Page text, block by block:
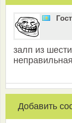
залп из
Добавить